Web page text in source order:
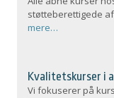
støtteberettigede
mere…
Kvalitetskurser i
Vi fokuserer på